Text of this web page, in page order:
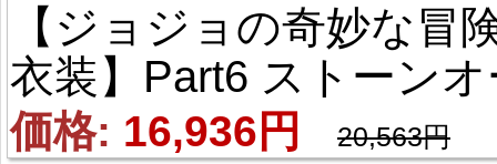
【ジョジョの奇妙な冒
衣装】Part6 ストーンオ
シャン 空条承太郎（く
価格: 16,936円 20,563円